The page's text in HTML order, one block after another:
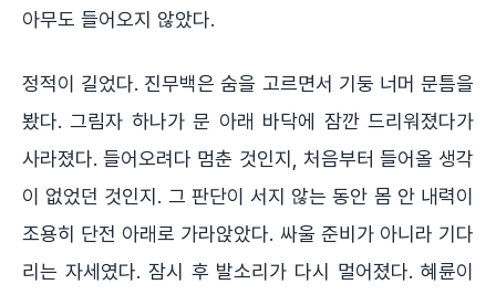
아무도 들어오지 않았다.
정적이 길었다. 진무백은 숨을 고르면서 기둥 너머 문틈을
봤다. 그림자 하나가 문 아래 바닥에 잠깐 드리워졌다가
사라졌다. 들어오려다 멈춘 것인지, 처음부터 들어올 생각
이 없었던 것인지. 그 판단이 서지 않는 동안 몸 안 내력이
조용히 단전 아래로 가라앉았다. 싸울 준비가 아니라 기다
리는 자세였다. 잠시 후 발소리가 다시 멀어졌다. 혜륜이